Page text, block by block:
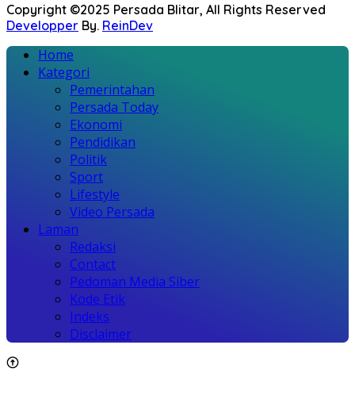
Copyright ©2025 Persada Blitar, All Rights Reserved
Developper By. ReinDev
Home
Kategori
Pemerintahan
Persada Today
Ekonomi
Pendidikan
Politik
Sport
Lifestyle
Video Persada
Laman
Redaksi
Contact
Pedoman Media Siber
Kode Etik
Indeks
Disclaimer